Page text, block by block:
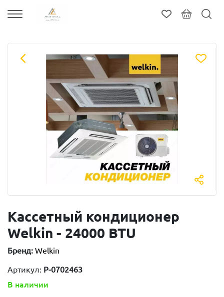
Кассетный кондиционер
Welkin - 24000 BTU
Бренд: Welkin
Артикул: P-0702463
В наличии